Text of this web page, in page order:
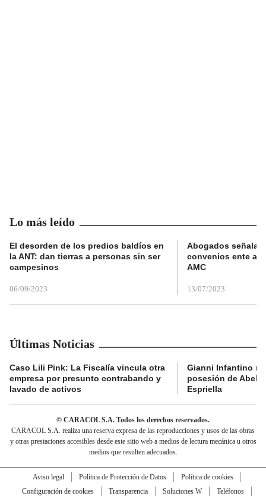
Lo más leído
El desorden de los predios baldíos en
la ANT: dan tierras a personas sin ser
campesinos
06/09/2023
Abogados
convenios ente
AMC
13/07/2023
Últimas Noticias
Caso Lili Pink: La Fiscalía vincula otra
empresa por presunto contrabando y
lavado de activos
Gianni Infantino
posesión de
Espriella
© CARACOL S.A. Todos los derechos reservados.
CARACOL S.A. realiza una reserva expresa de las reproducciones y usos de las obras
y otras prestaciones accesibles desde este sitio web a medios de lectura mecánica u otros
medios que resulten adecuados.
Aviso legal Política de Protección de Datos
Política de cookies
Configuración de cookies
Transparencia Soluciones W
Teléfonos